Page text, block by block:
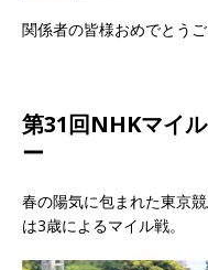
関係者の皆様おめでとうご
第31回NHKマイ
ー
春の陽気に包まれた東京
は3歳によるマイル戦。